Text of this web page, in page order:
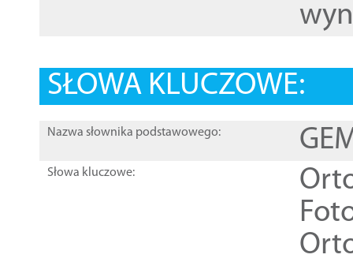
SŁOWA KLUCZOWE:
Nazwa słownika podstawowego:
Słowa kluczowe: